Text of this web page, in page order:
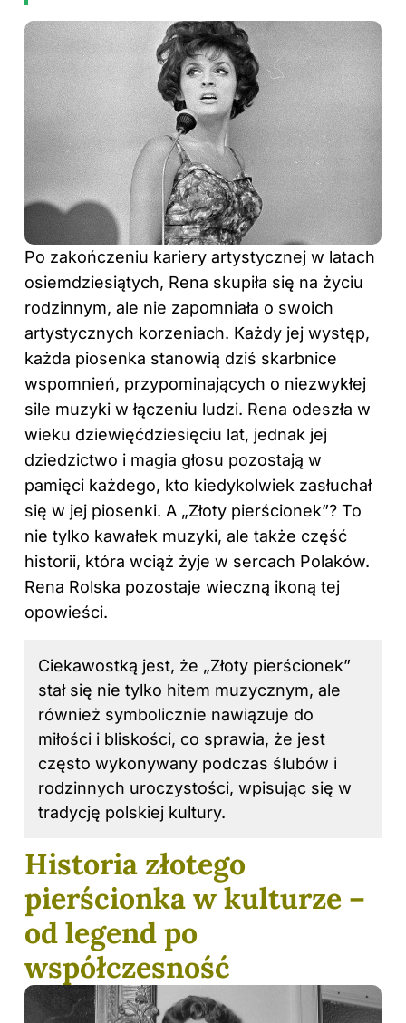
Po zakończeniu kariery artystycznej w latach
osiemdziesiątych, Rena skupiła się na życiu
rodzinnym, ale nie zapomniała o swoich
artystycznych korzeniach. Każdy jej występ,
każda piosenka stanowią dziś skarbnice
wspomnień, przypominających o niezwykłej
sile muzyki w łączeniu ludzi. Rena odeszła w
wieku dziewięćdziesięciu lat, jednak jej
dziedzictwo i magia głosu pozostają w
pamięci każdego, kto kiedykolwiek zasłuchał
się w jej piosenki. A „Złoty pierścionek”? To
nie tylko kawałek muzyki, ale także część
historii, która wciąż żyje w sercach Polaków.
Rena Rolska pozostaje wieczną ikoną tej
opowieści.
Ciekawostką jest, że „Złoty pierścionek”
stał się nie tylko hitem muzycznym, ale
również symbolicznie nawiązuje do
miłości i bliskości, co sprawia, że jest
często wykonywany podczas ślubów i
rodzinnych uroczystości, wpisując się w
tradycję polskiej kultury.
Historia złotego
pierścionka w kulturze –
od legend po
współczesność